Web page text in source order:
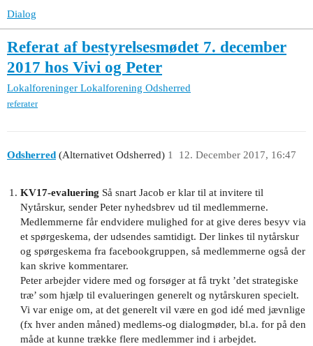
Dialog
Referat af bestyrelsesmødet 7. december
2017 hos Vivi og Peter
Lokalforeninger Lokalforening Odsherred
referater
Odsherred (Alternativet Odsherred) 12. December 2017, 16:47
1
KV17-evaluering Så snart Jacob er klar til at invitere til
Nytårskur, sender Peter nyhedsbrev ud til medlemmerne.
Medlemmerne får endvidere mulighed for at give deres besyv via
et spørgeskema, der udsendes samtidigt. Der linkes til nytårskur
og spørgeskema fra facebookgruppen, så medlemmerne også der
kan skrive kommentarer.
Peter arbejder videre med og forsøger at få trykt ’det strategiske
træ’ som hjælp til evalueringen generelt og nytårskuren specielt.
Vi var enige om, at det generelt vil være en god idé med jævnlige
(fx hver anden måned) medlems-og dialogmøder, bl.a. for på den
måde at kunne trække flere medlemmer ind i arbejdet.